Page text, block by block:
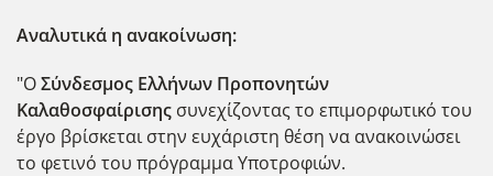
Αναλυτικά η ανακοίνωση:
"ΟΣύνδεσμος Ελλήνων Προπονητών
Καλαθοσφαίρισης συνεχίζοντας το επιμορφωτικό του
έργο βρίσκεται στην ευχάριστη θέση να ανακοινώσει
το φετινό του πρόγραμμα Υποτροφιών.